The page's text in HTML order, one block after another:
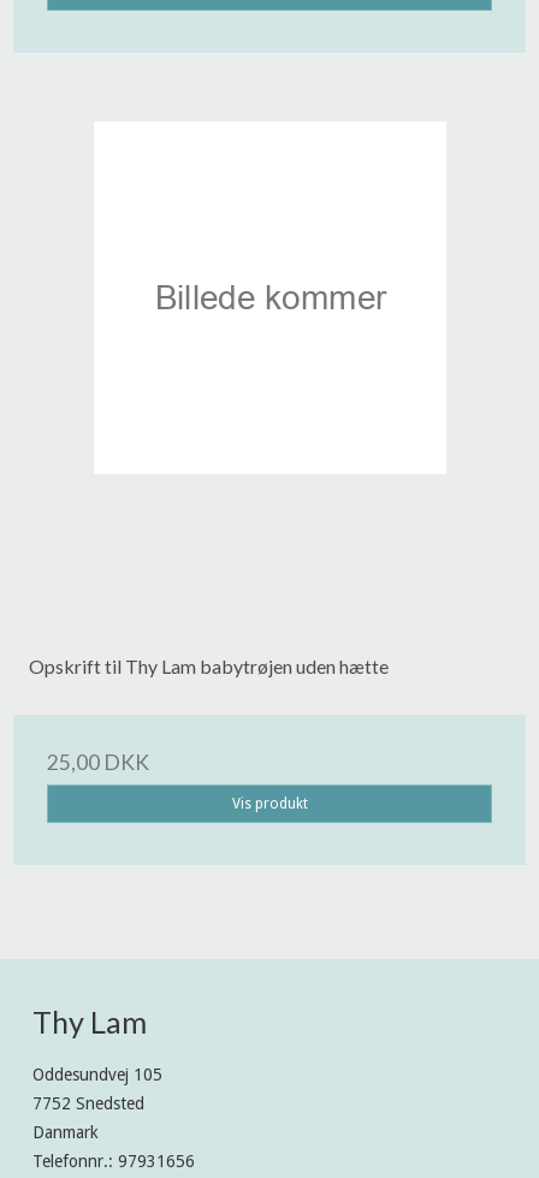
Opskrift til Thy Lam babytrøjen uden hætte
25,00 DKK
Vis produkt
Thy Lam
Oddesundvej 105
7752 Snedsted
Danmark
Telefonnr.: 97931656